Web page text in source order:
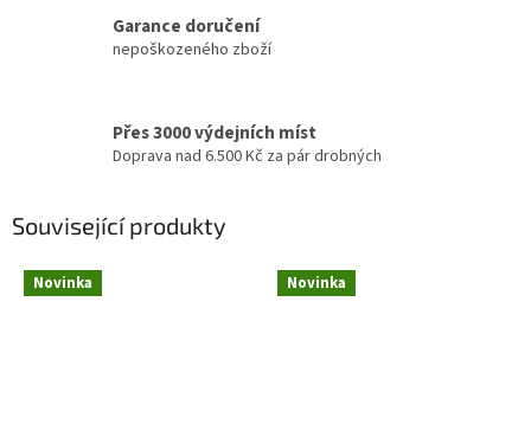
Garance doručení
nepoškozeného zboží
Přes 3000 výdejních míst
Doprava nad 6.500 Kč za pár drobných
Související produkty
Novinka Novinka